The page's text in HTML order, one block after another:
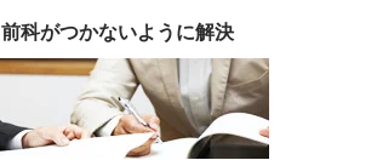
前科がつかないように解決